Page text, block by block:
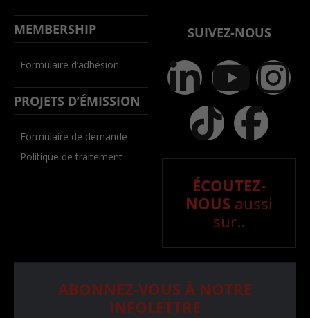
MEMBERSHIP
- Formulaire d’adhésion
PROJETS D’ÉMISSION
- Formulaire de demande
- Politique de traitement
SUIVEZ-NOUS
ÉCOUTEZ-
NOUS aussi
sur..
ABONNEZ-VOUS À NOTRE
INFOLETTRE